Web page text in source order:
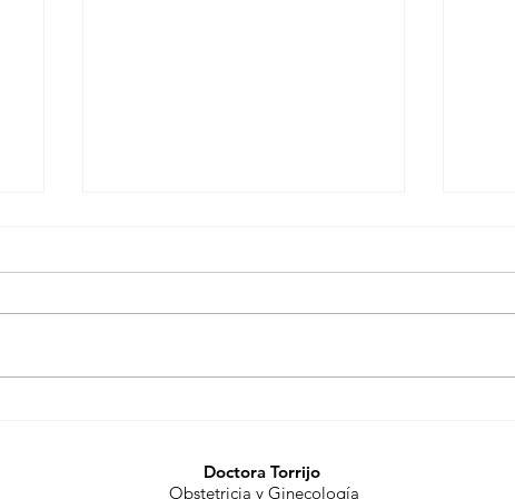
Doctora Torrijo
Obstetricia y Ginecología